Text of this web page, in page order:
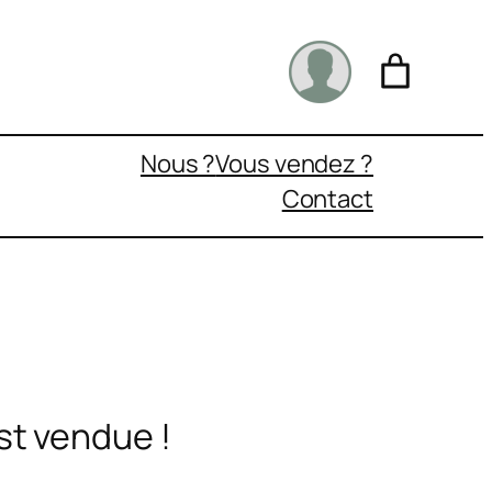
Nous ?Vous vendez ?
Contact
vendue !